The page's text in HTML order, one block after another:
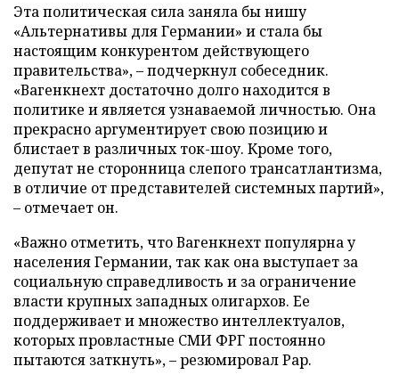
Эта политическая сила заняла бы нишу
«Альтернативы для Германии» и стала бы
настоящим конкурентом действующего
правительства», – подчеркнул собеседник.
«Вагенкнехт достаточно долго находится в
политике и является узнаваемой личностью. Она
прекрасно аргументирует свою позицию и
блистает в различных ток-шоу. Кроме того,
депутат не сторонница слепого трансатлантизма,
в отличие от представителей системных партий»,
– отмечает он.
«Важно отметить, что Вагенкнехт популярна у
населения Германии, так как она выступает за
социальную справедливость и за ограничение
власти крупных западных олигархов. Ее
поддерживает и множество интеллектуалов,
которых провластные СМИ ФРГ постоянно
пытаются заткнуть», – резюмировал Рар.